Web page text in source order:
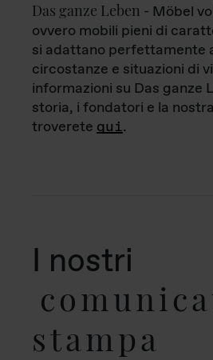
Das ganze Leben - Möbel
ovvero mobili pieni di
si adattano perfettamente
circostanze e situazioni di
informazioni su Das ganze
storia, i fondatori e la
troverete qui.
I nostri
stampa